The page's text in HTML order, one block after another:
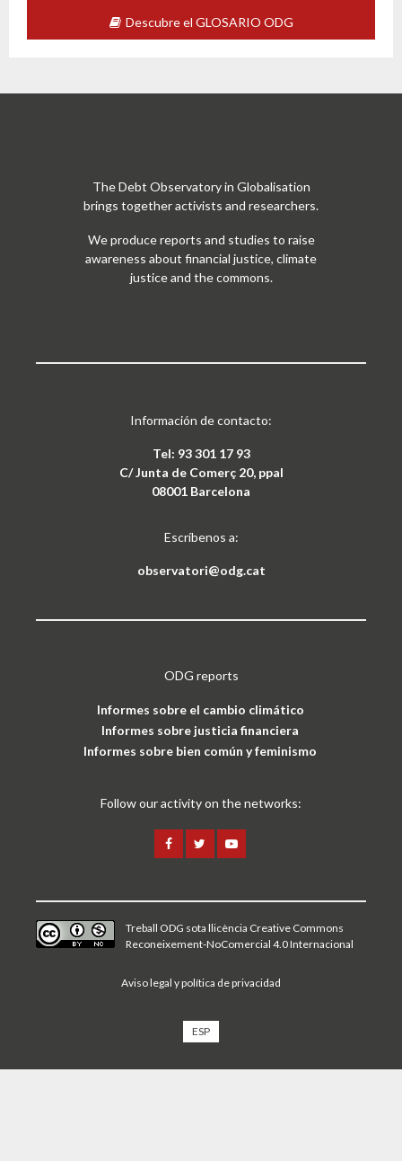
Descubre el GLOSARIO ODG
The Debt Observatory in Globalisation
brings together activists and researchers.
We produce reports and studies to raise
awareness about financial justice, climate
justice and the commons.
Información de contacto:
Tel: 93 301 17 93
C/ Junta de Comerç 20, ppal
08001 Barcelona
Escríbenos a:
observatori@odg.cat
ODG reports
Informes sobre el cambio climático
Informes sobre justicia financiera
Informes sobre bien común y feminismo
Follow our activity on the networks:
Treball ODG sota llicència Creative Commons
Reconeixement-NoComercial 4.0 Internacional
Aviso legal y política de privacidad
ESP